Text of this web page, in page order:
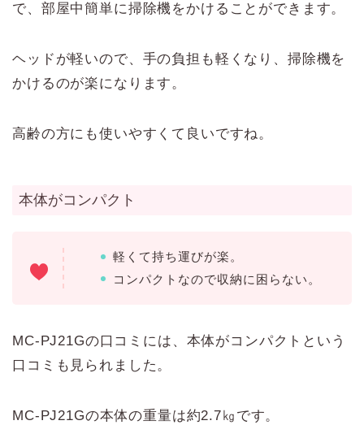
で、部屋中簡単に掃除機をかけることができます。
ヘッドが軽いので、手の負担も軽くなり、掃除機を
かけるのが楽になります。
高齢の方にも使いやすくて良いですね。
本体がコンパクト
軽くて持ち運びが楽。
コンパクトなので収納に困らない。
MC-PJ21Gの口コミには、本体がコンパクトという
口コミも見られました。
MC-PJ21Gの本体の重量は約2.7㎏です。